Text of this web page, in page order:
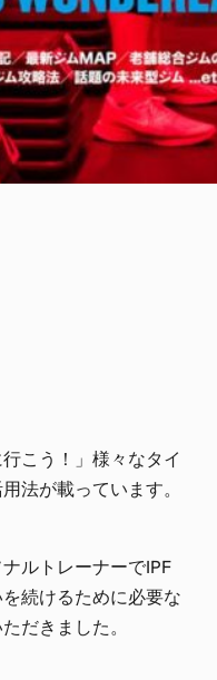
こう！」様々なタイ
法が載っています。
ルトレーナーでIPF
続けるために必要な
だきました。